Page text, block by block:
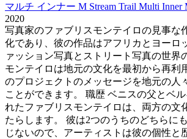
マルチ インナー M Stream Trail Multi Inner
2020
写真家のファブリスモンテイロの見事な
化であり、彼の作品はアフリカとヨーロ
ァッション写真とストリート写真の世界
モンテイロは地元の文化を最初から再利
のプロジェクトのメッセージを地元の人
ことができます。 職歴 ベニスの父とベ
れたファブリスモンテイロは、両方の文
たらします。 彼は2つのうちのどちらに
じないので、アーティストは彼の個性と